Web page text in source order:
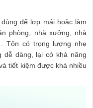
để lợp mái hoặc làm
phòng, nhà xưởng, nhà
Tôn có trọng lượng nhẹ
dễ dàng, lại có khả năng
tiết kiệm được khá nhiều